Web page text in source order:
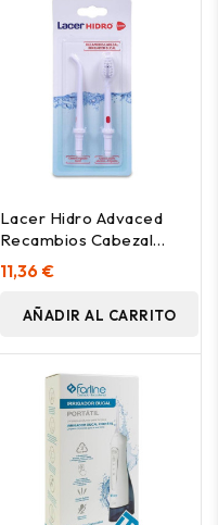
Lacer Hidro Advaced
Recambios Cabezal
Irrigador Bucal 4Uds
11,36 €
AÑADIR AL CARRITO